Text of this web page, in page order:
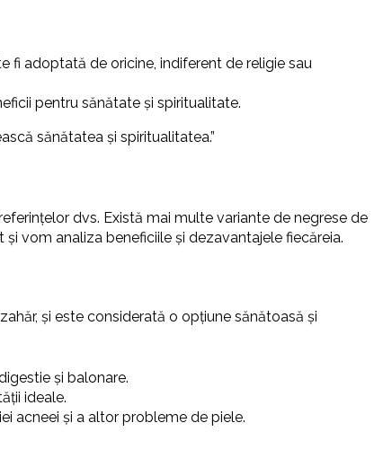
fi adoptată de oricine, indiferent de religie sau
pentru sănătate și spiritualitate.
sănătatea și spiritualitatea.”
dvs. Există mai multe variante de negrese de
vom analiza beneficiile și dezavantajele fiecăreia.
și este considerată o opțiune sănătoasă și
și balonare.
ideale.
acneei și a altor probleme de piele.